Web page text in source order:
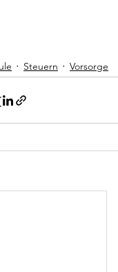
Steuern Vorsorge